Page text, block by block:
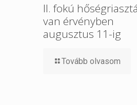
II. fokú
van érvényben
augusztus 11-ig
Tovább olvasom